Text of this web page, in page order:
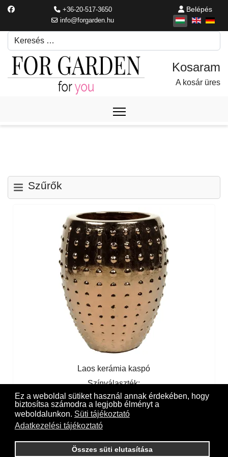
Ez a weboldal sütiket használ annak érdekében, hogy
biztosítsa számodra a legjobb élményt a
weboldalunkon. Süti tájékoztató
Adatkezelési tájékoztató
Összes süti elutasítása
+36-20-517-3650
info@forgarden.hu
Belépés
Keresés
Írjon be egy keresési kifejezést.
A kosár üres
Szűrők
Laos kerámia kaspó
Színválaszték:
FeketeKrémAranyOcean blue OcherGreen